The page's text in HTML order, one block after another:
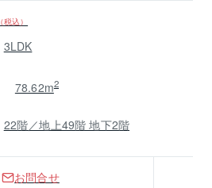
（税込）
3LDK
78.62m2
22階／地上49階 地下2階
お問合せ